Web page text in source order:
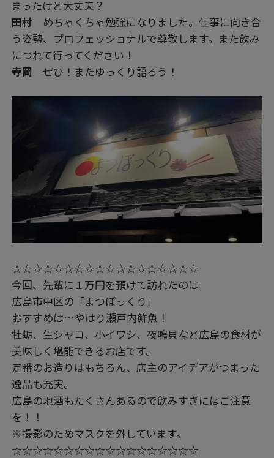
まったけど大丈夫？
田村 めちゃくちゃ勉強になりました。仕事に向き合
う姿勢、プロフェッショナルで尊敬します。また飲み
につれて行ってください！
寺岡 ぜひ！またゆっくり語ろう！
☆☆☆☆☆☆☆☆☆☆☆☆☆☆☆☆☆☆
今回、先輩に１万円を預けて訪れたのは
広島市中区の「まつぼっくり」
おすすめは…やはり瀬戸内鮮魚！
牡蛎、生シャコ、小イワシ、夜鳴貝など広島の食材が
美味しく堪能できるお店です。
定番のお造りはもちろん、店主のアイデアがつまった
逸品も充実。
広島の地酒もたくさんあるので飲みすぎにはご注意
を！！
※撮影のためマスクを外しています。
☆☆☆☆☆☆☆☆☆☆☆☆☆☆☆☆☆☆